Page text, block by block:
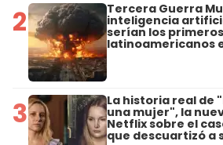
2 Tercera Guerra
inteligencia
serían los
latinoamericanos
3 La historia real de
una mujer", la
Netflix sobre el
que descuartizó a